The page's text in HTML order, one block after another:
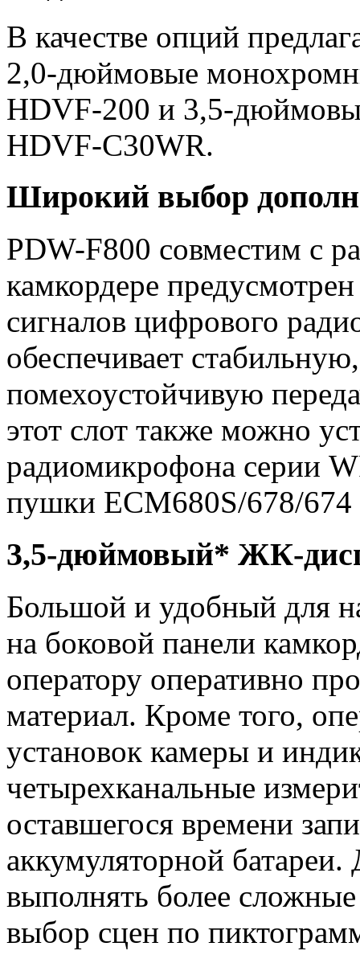
В качестве опций
2,0-дюймовые
HDVF-200 и 3,5-
HDVF-C30WR.
Широкий выбор
PDW-F800 совместим с
камкордере
сигналов цифрового
обеспечивает
помехоустойчивую
этот слот также можно
радиомикрофона серии
пушки ECM680S/678/674
3,5-дюймовый* ЖК-
Большой и удобный для
на боковой панели
оператору оперативно
материал. Кроме того,
установок камеры и
четырехканальные
оставшегося времени
аккумуляторной батареи.
выполнять более
выбор сцен по